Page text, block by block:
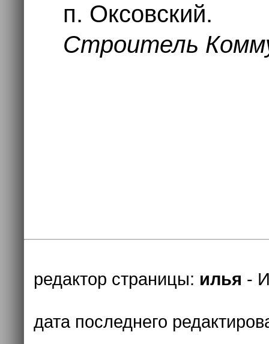
п. Оксовский.
Строитель
редактор страницы: илья -
дата последнего